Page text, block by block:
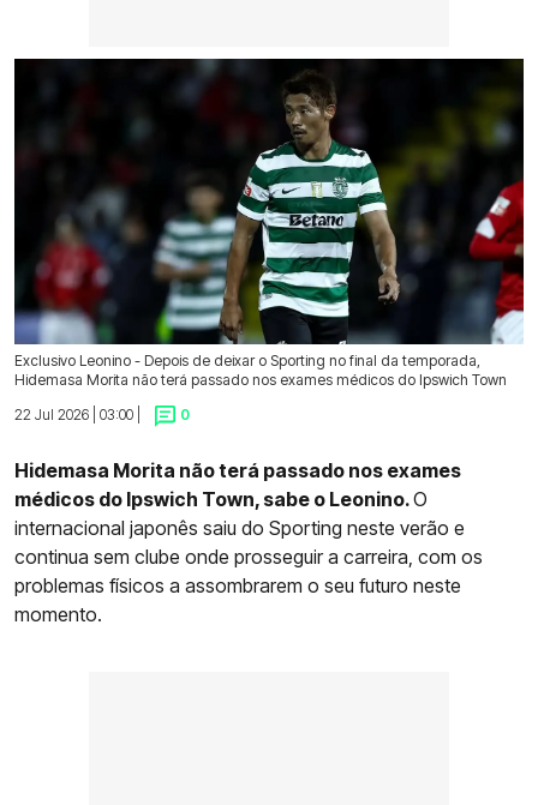
Exclusivo Leonino - Depois de deixar o Sporting no final da temporada,
Hidemasa Morita não terá passado nos exames médicos do Ipswich Town
22 Jul 2026 | 03:00 |
0
Hidemasa Morita não terá passado nos exames
médicos do Ipswich Town, sabe o Leonino.O
internacional japonês saiu do Sporting neste verão e
continua sem clube onde prosseguir a carreira, com os
problemas físicos a assombrarem o seu futuro neste
momento.